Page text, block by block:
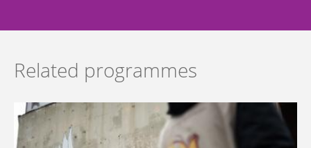
Related programmes